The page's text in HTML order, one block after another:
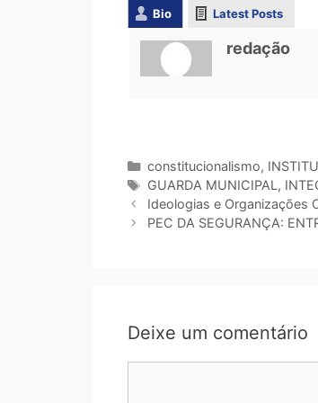
Bio Latest Posts
redação
constitucionalismo,
GUARDA MUNICIPAL ,
Ideologias e Organizações
PEC DA SEGURANÇA:
Deixe um comentário